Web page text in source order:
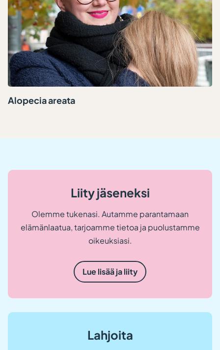
Alopecia areata
Liity jäseneksi
Olemme tukenasi. Autamme parantamaan
elämänlaatua, tarjoamme tietoa ja puolustamme
oikeuksiasi.
Lue lisää ja liity
Lahjoita